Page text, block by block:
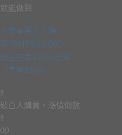
就能做到
下單🔥馬上上課
原價NT$26,000
現在只要$4999台幣
（美金$166）
‼️
破百 人 購買 ， 漲價倒 數
‼️
00